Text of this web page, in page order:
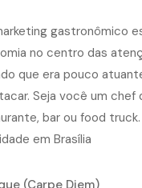
(Carpe Diem)